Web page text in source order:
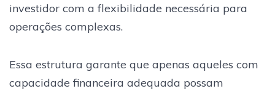
investidor com a flexibilidade necessária para
operações complexas.
Essa estrutura garante que apenas aqueles com
capacidade financeira adequada possam